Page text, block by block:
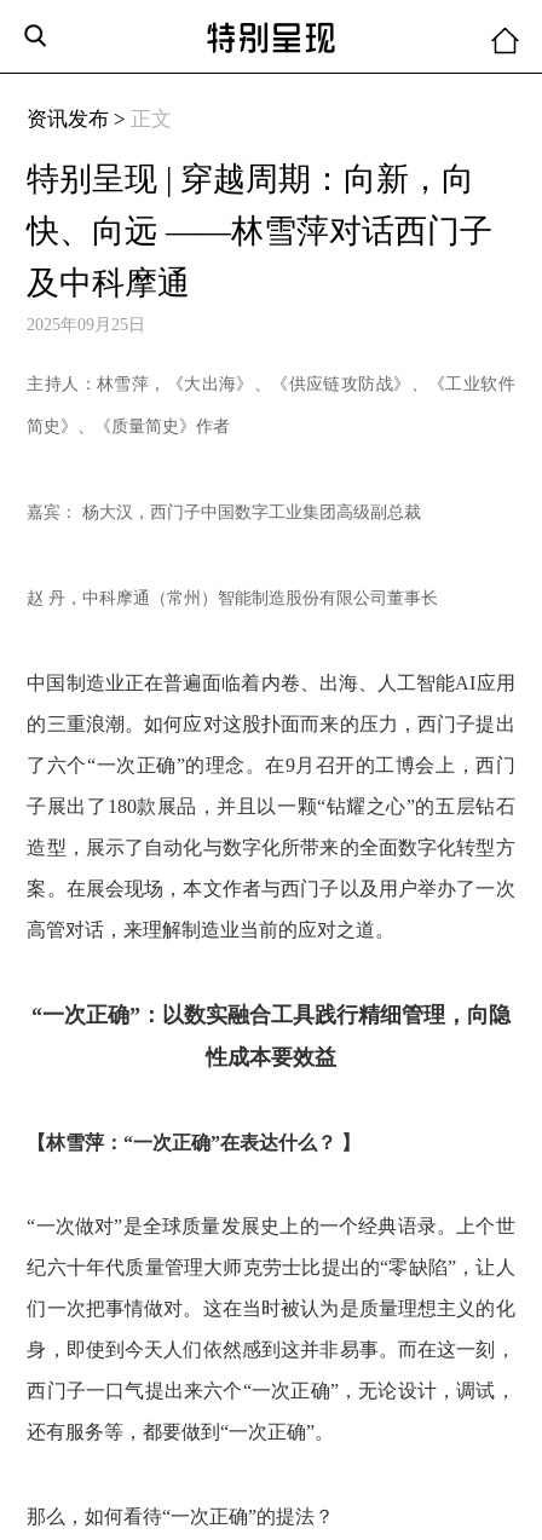
资讯发布 > 正文
特别呈现 | 穿越周期：向新，向
快、向远 ——林雪萍对话西门子
及中科摩通
2025年09月25日
主持人：林雪萍，《大出海》、《供应链攻防战》、《工业软件
简史》、《质量简史》作者
嘉宾： 杨大汉，西门子中国数字工业集团高级副总裁
赵 丹，中科摩通（常州）智能制造股份有限公司董事长
中国制造业正在普遍面临着内卷、出海、人工智能AI应用
的三重浪潮。如何应对这股扑面而来的压力，西门子提出
了六个“一次正确”的理念。在9月召开的工博会上，西门
子展出了180款展品，并且以一颗“钻耀之心”的五层钻石
造型，展示了自动化与数字化所带来的全面数字化转型方
案。在展会现场，本文作者与西门子以及用户举办了一次
高管对话，来理解制造业当前的应对之道。
“一次正确”：以数实融合工具践行精细管理，向隐
性成本要效益
【林雪萍：“一次正确”在表达什么？ 】
“一次做对”是全球质量发展史上的一个经典语录。上个世
纪六十年代质量管理大师克劳士比提出的“零缺陷”，让人
们一次把事情做对。这在当时被认为是质量理想主义的化
身，即使到今天人们依然感到这并非易事。而在这一刻，
西门子一口气提出来六个“一次正确”，无论设计，调试，
还有服务等，都要做到“一次正确”。
那么，如何看待“一次正确”的提法？